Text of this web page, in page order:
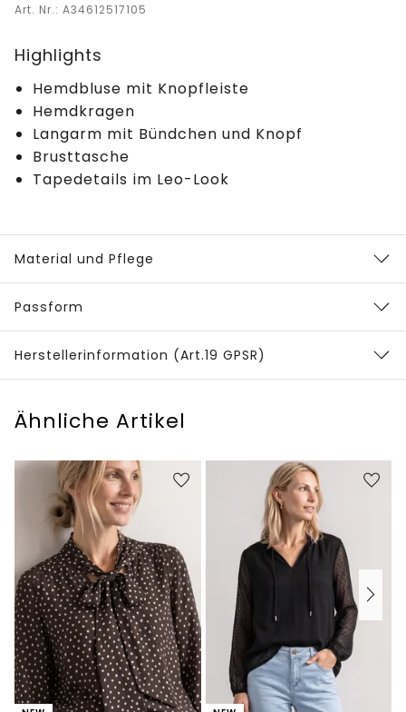
Art. Nr.: A34612517105
Highlights
Hemdbluse mit Knopfleiste
Hemdkragen
Langarm mit Bündchen und Knopf
Brusttasche
Tapedetails im Leo-Look
Material und Pflege
Passform
Herstellerinformation (Art.19 GPSR)
Ähnliche Artikel